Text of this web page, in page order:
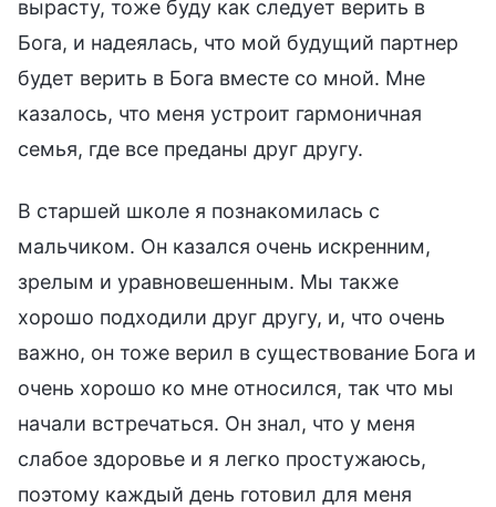
вырасту, тоже буду как следует верить в
Бога, и надеялась, что мой будущий партнер
будет верить в Бога вместе со мной. Мне
казалось, что меня устроит гармоничная
семья, где все преданы друг другу.
В старшей школе я познакомилась с
мальчиком. Он казался очень искренним,
зрелым и уравновешенным. Мы также
хорошо подходили друг другу, и, что очень
важно, он тоже верил в существование Бога и
очень хорошо ко мне относился, так что мы
начали встречаться. Он знал, что у меня
слабое здоровье и я легко простужаюсь,
поэтому каждый день готовил для меня